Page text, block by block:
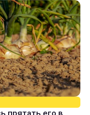
прятать его в